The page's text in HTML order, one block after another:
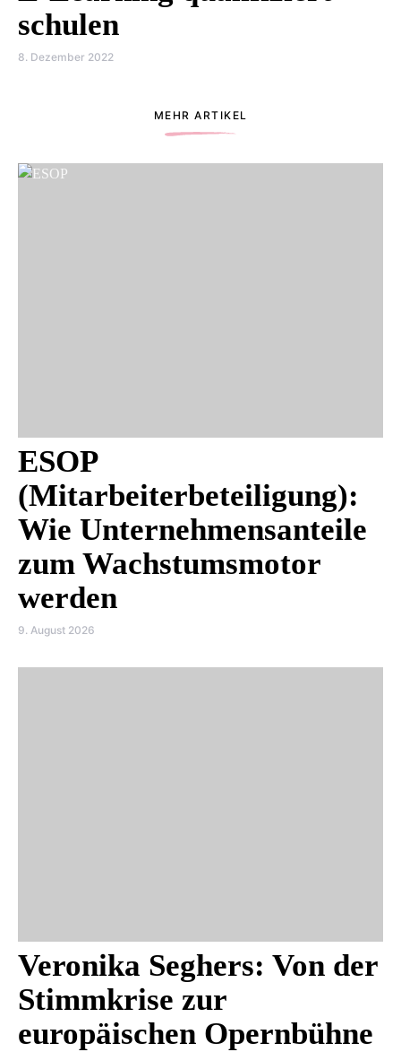
schulen
8. Dezember 2022
MEHR ARTIKEL
ESOP
(Mitarbeiterbeteiligung):
Wie Unternehmensanteile
zum Wachstumsmotor
werden
9. August 2026
Veronika Seghers: Von der
Stimmkrise zur
europäischen Opernbühne